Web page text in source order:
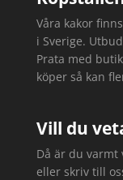
Våra kakor
i Sverige.
Prata med
köper så kan
Vill du
Då är du varmt
eller skriv till